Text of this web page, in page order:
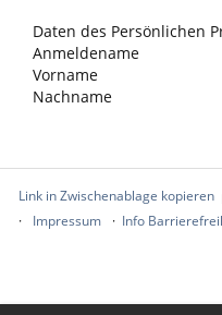
Daten des Persönlichen
Anmeldename
Vorname
Nachname
Link in Zwischenablage kopieren
Impressum
Info